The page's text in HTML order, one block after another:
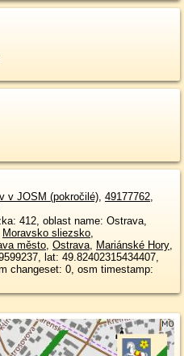
v JOSM (pokročilé), 49177762,
Moravsko sliezsko,
město, Ostrava, Mariánské Hory,
lat: 49.82402315434407,
changeset: 0, osm timestamp: